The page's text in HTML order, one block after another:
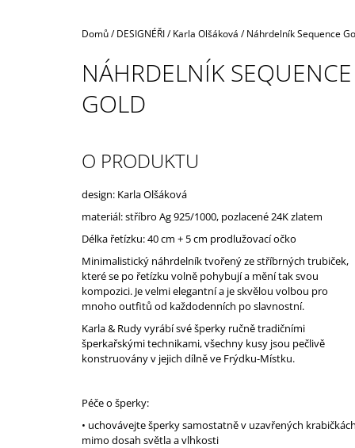
Domů/ DESIGNÉŘI/ Karla Olšáková / Náhrdelník Sequence
NÁHRDELNÍK SEQUENCE
GOLD
O PRODUKTU
design: Karla Olšáková
materiál: stříbro Ag 925/1000, pozlacené 24K zlatem
Délka řetízku: 40 cm + 5 cm prodlužovací očko
Minimalistický náhrdelník tvořený ze stříbrných trubiček,
které se po řetízku volně pohybují a mění tak svou
kompozici. Je velmi elegantní a je skvělou volbou pro
mnoho outfitů od každodenních po slavnostní.
Karla & Rudy vyrábí své šperky ručně tradičními
šperkařskými technikami, všechny kusy jsou pečlivě
konstruovány v jejich dílně ve Frýdku-Místku.
Péče o šperky:
• uchovávejte šperky samostatně v uzavřených
mimo dosah světla a vlhkosti